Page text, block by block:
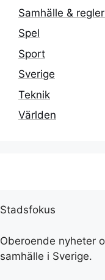
Samhälle &
Spel
Sport
Sverige
Teknik
Världen
Stadsfokus
Oberoende nyheter
samhälle i Sverige.